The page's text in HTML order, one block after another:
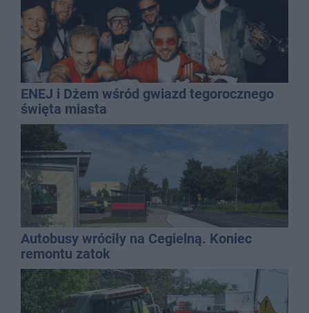
ENEJ i Dżem wśród gwiazd tegorocznego
święta miasta
Autobusy wróciły na Cegielną. Koniec
remontu zatok